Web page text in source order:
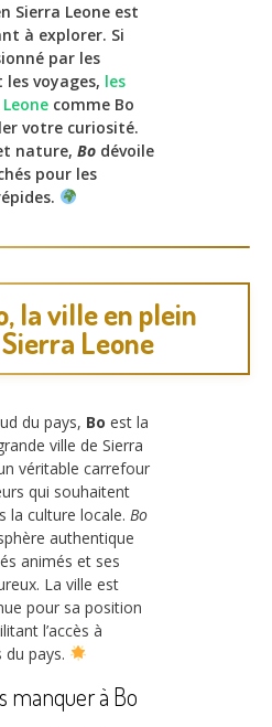
Sierra Leone est
à explorer. Si
par les
voyages, les
comme Bo
votre curiosité.
nature, Bo dévoile
pour les
la ville en plein
Leone
du pays, Bo est la
ville de Sierra
véritable carrefour
qui souhaitent
la culture locale. Bo
authentique
animés et ses
La ville est
pour sa position
l’accès à
du pays.
manquer à Bo